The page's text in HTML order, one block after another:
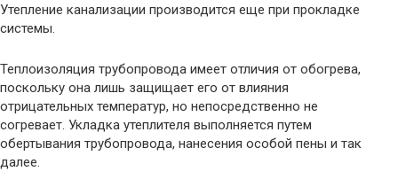
Утепление канализации производится еще при прокладке
системы.
Теплоизоляция трубопровода имеет отличия от обогрева,
поскольку она лишь защищает его от влияния
отрицательных температур, но непосредственно не
согревает. Укладка утеплителя выполняется путем
обертывания трубопровода, нанесения особой пены и так
далее.